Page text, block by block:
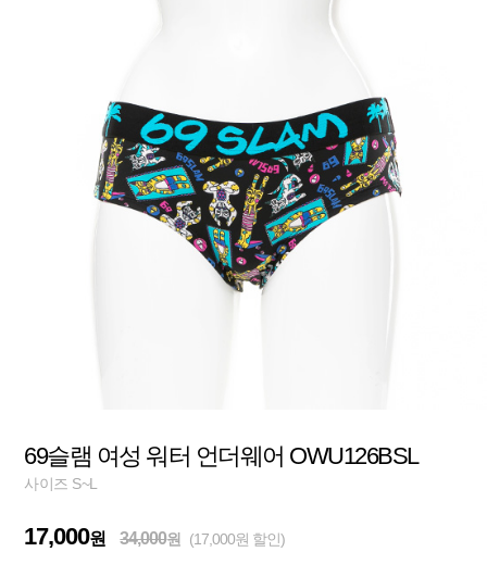
69슬램 여성 워터 언더웨어 OWU126BSL
사이즈 S~L
17,000원 34,000원 (17,000원 할인)